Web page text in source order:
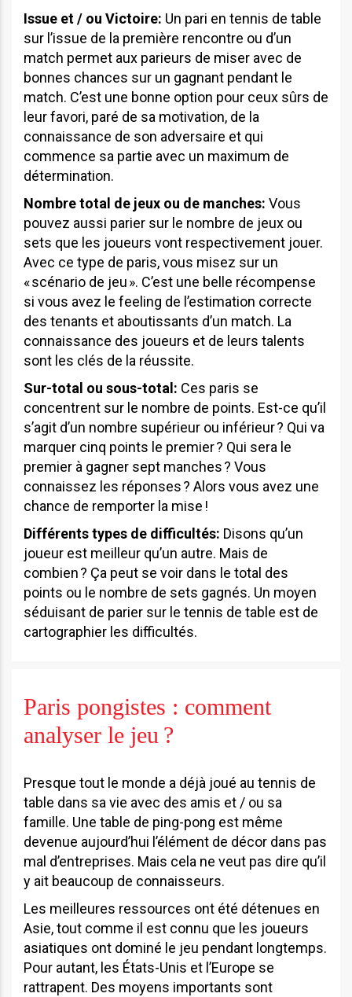
Issue et / ou Victoire: Un pari en tennis de table
sur l’issue de la première rencontre ou d’un
match permet aux parieurs de miser avec de
bonnes chances sur un gagnant pendant le
match. C’est une bonne option pour ceux sûrs de
leur favori, paré de sa motivation, de la
connaissance de son adversaire et qui
commence sa partie avec un maximum de
détermination.
Nombre total de jeux ou de manches: Vous
pouvez aussi parier sur le nombre de jeux ou
sets que les joueurs vont respectivement jouer.
Avec ce type de paris, vous misez sur un
« scénario de jeu ». C’est une belle récompense
si vous avez le feeling de l’estimation correcte
des tenants et aboutissants d’un match. La
connaissance des joueurs et de leurs talents
sont les clés de la réussite.
Sur-total ou sous-total: Ces paris se
concentrent sur le nombre de points. Est-ce qu’il
s’agit d’un nombre supérieur ou inférieur ? Qui va
marquer cinq points le premier ? Qui sera le
premier à gagner sept manches ? Vous
connaissez les réponses ? Alors vous avez une
chance de remporter la mise !
Différents types de difficultés: Disons qu’un
joueur est meilleur qu’un autre. Mais de
combien ? Ça peut se voir dans le total des
points ou le nombre de sets gagnés. Un moyen
séduisant de parier sur le tennis de table est de
cartographier les difficultés.
Paris pongistes : comment
analyser le jeu ?
Presque tout le monde a déjà joué au tennis de
table dans sa vie avec des amis et / ou sa
famille. Une table de ping-pong est même
devenue aujourd’hui l’élément de décor dans pas
mal d’entreprises. Mais cela ne veut pas dire qu’il
y ait beaucoup de connaisseurs.
Les meilleures ressources ont été détenues en
Asie, tout comme il est connu que les joueurs
asiatiques ont dominé le jeu pendant longtemps.
Pour autant, les États-Unis et l’Europe se
rattrapent. Des moyens importants sont